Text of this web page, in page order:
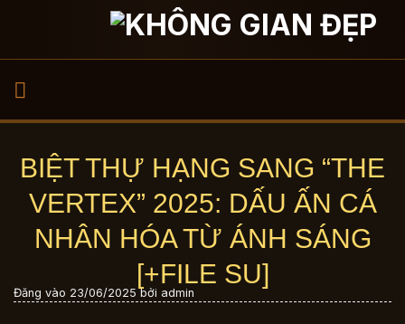
BIỆT THỰ HẠNG SANG “THE
VERTEX” 2025: DẤU ẤN CÁ
NHÂN HÓA TỪ ÁNH SÁNG
[+FILE SU]
Đăng vào 23/06/2025 bởi admin